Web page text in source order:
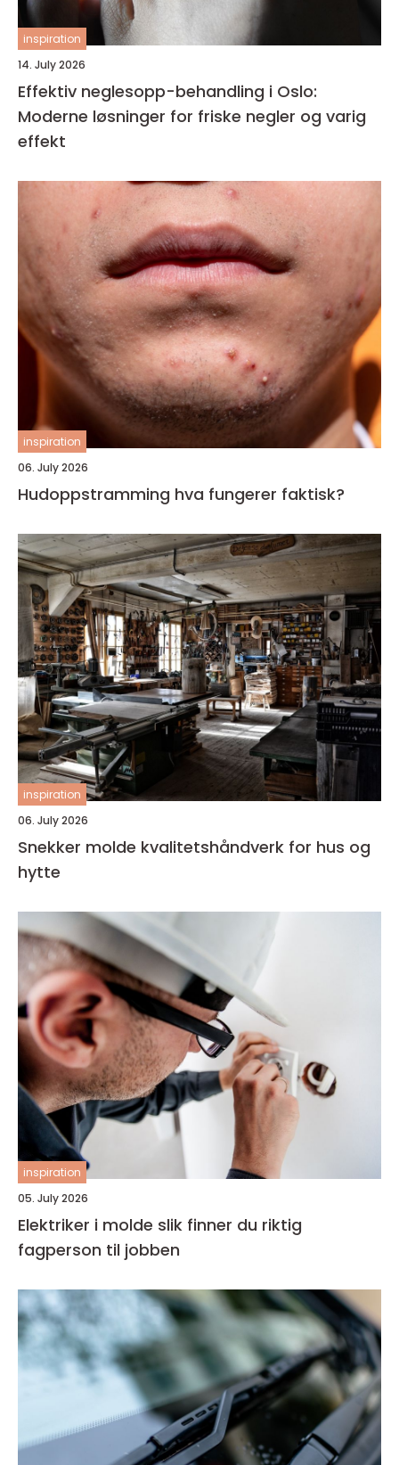
inspiration
14. July 2026
Effektiv neglesopp-behandling i Oslo:
Moderne løsninger for friske negler og varig
effekt
inspiration
06. July 2026
Hudoppstramming hva fungerer faktisk?
inspiration
06. July 2026
Snekker molde kvalitetshåndverk for hus og
hytte
inspiration
05. July 2026
Elektriker i molde slik finner du riktig
fagperson til jobben